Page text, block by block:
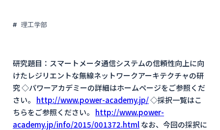
理工学部
研究題目：スマートメータ通信システムの信頼性向上に向
けたレジリエントな無線ネットワークアーキテクチャの研
究 ◇パワーアカデミーの詳細はホームページをご参照くだ
さい。 http://www.power-academy.jp/◇採択一覧はこ
ちらをご参照ください。 http://www.power-
academy.jp/info/2015/001372.htmlなお、今回の採択に